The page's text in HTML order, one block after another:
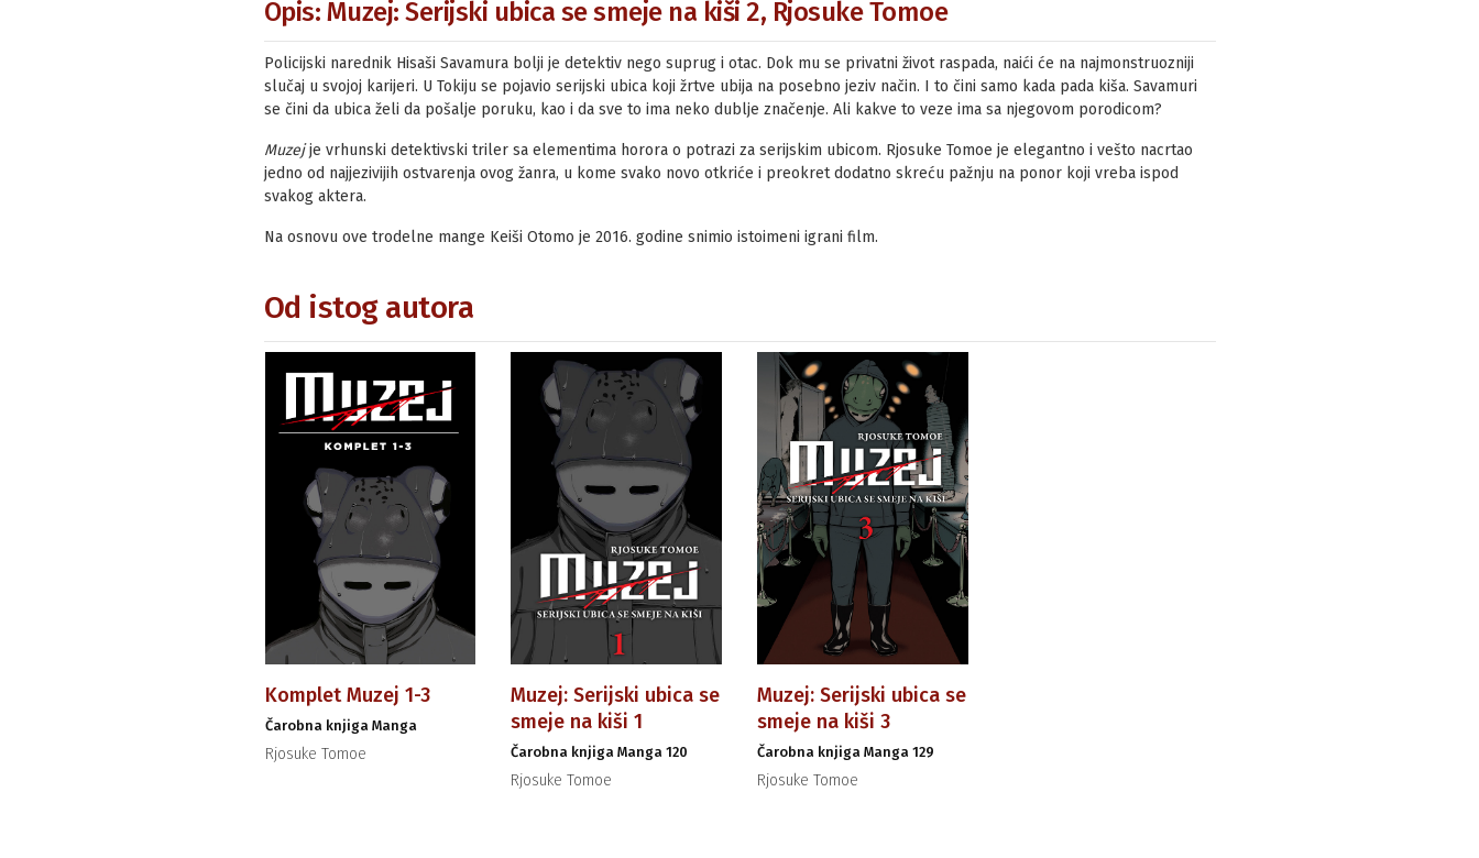
Opis: Muzej: Serijski ubica se smeje na kiši 2, Rjosuke Tomoe
Policijski narednik Hisaši Savamura bolji je detektiv nego suprug i otac. Dok mu se privatni život raspada, naići će na najmonstruozniji
slučaj u svojoj karijeri. U Tokiju se pojavio serijski ubica koji žrtve ubija na posebno jeziv način. I to čini samo kada pada kiša. Savamuri
se čini da ubica želi da pošalje poruku, kao i da sve to ima neko dublje značenje. Ali kakve to veze ima sa njegovom porodicom?
Muzejje vrhunski detektivski triler sa elementima horora o potrazi za serijskim ubicom. Rjosuke Tomoe je elegantno i vešto nacrtao
jedno od najjezivijih ostvarenja ovog žanra, u kome svako novo otkriće i preokret dodatno skreću pažnju na ponor koji vreba ispod
svakog aktera.
Na osnovu ove trodelne mange Keiši Otomo je 2016. godine snimio istoimeni igrani film.
Od istog autora
Komplet Muzej 1-3
Čarobna knjiga Manga
Rjosuke Tomoe
Muzej: Serijski ubica se
smeje na kiši 1
Čarobna knjiga Manga 120
Rjosuke Tomoe
Muzej: Serijski ubica se
smeje na kiši 3
Čarobna knjiga Manga 129
Rjosuke Tomoe